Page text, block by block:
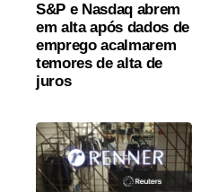
S&P e Nasdaq abrem
em alta após dados de
emprego acalmarem
temores de alta de
juros